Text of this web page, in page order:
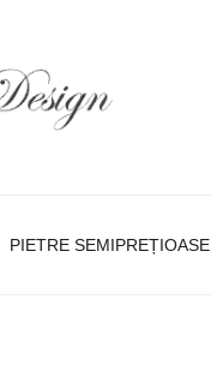
PIETRE SEMIPREȚIOASE